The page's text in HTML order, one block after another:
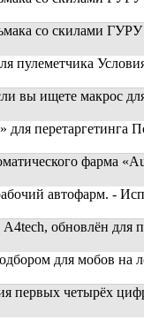
со скилами
пулеметчика
вы ищете макрос
для перетаргетинга
фарма
автофарм. -
обновлён для
для мобов на
первых четырёх